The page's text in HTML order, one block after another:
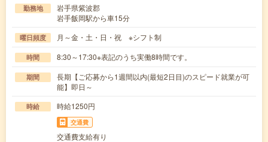
勤務地
岩手県紫波郡
岩手飯岡駅から車15分
曜日頻度 月～金・土・日・祝 ※シフト制
時間 8:30～17:30※表記のうち実働8時間です。
期間
長期【ご応募から1週間以内(最短2日目)のスピード就業が可
能】即日～
時給 時給1250円
交通費
交通費支給有り